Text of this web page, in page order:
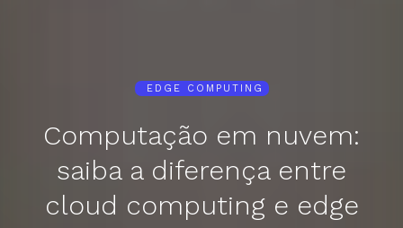
EDGE COMPUTING
Computação em nuvem:
saiba a diferença entre
cloud computing e edge